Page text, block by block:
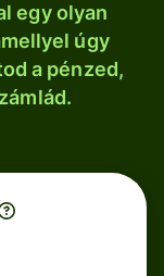
egy olyan
úgy
a pénzed,